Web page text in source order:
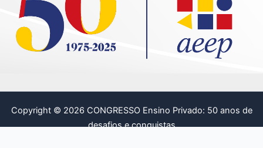
Copyright © 2026 CONGRESSO Ensino Privado: 50 anos de
desafios e conquistas